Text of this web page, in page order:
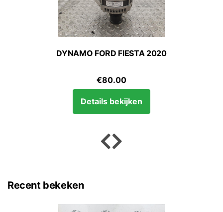
DYNAMO FORD FIESTA 2020
€80.00
Details bekijken
Recent bekeken